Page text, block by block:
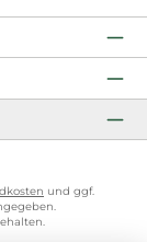
und ggf.